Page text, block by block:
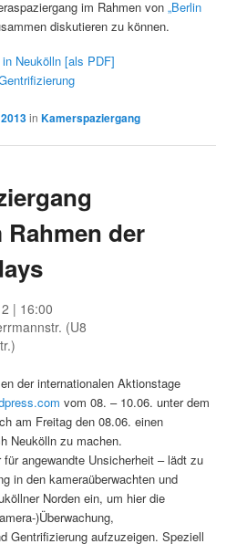
im Rahmen von„Berlin
diskutieren zu können.
Neukölln [als PDF]
in Kamerspaziergang
der
| 16:00
(U8
der internationalen Aktionstage
vom 08. – 10.06. unter dem
am Freitag den 08.06. einen
Neukölln zu machen.
angewandte Unsicherheit – lädt zu
in den kameraüberwachten und
Norden ein, um hier die
)Überwachung,
Gentrifizierung aufzuzeigen. Speziell